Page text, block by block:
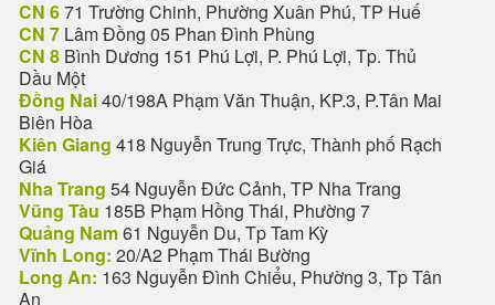
CN 671 Trường Chinh, Phường Xuân Phú, TP Huế
CN 7 Lâm Đồng 05 Phan Đình Phùng
CN 8 Bình Dương 151 Phú Lợi, P. Phú Lợi, Tp. Thủ
Dầu Một
Đồng Nai40/198A Phạm Văn Thuận, KP.3, P.Tân Mai
Biên Hòa
Kiên Giang 418 Nguyễn Trung Trực, Thành phố Rạch
Giá
Nha Trang 54 Nguyễn Đức Cảnh, TP Nha Trang
Vũng Tàu 185B Phạm Hồng Thái, Phường 7
Quảng Nam61 Nguyễn Du, Tp Tam Kỳ
Vĩnh Long: 20/A2 Phạm Thái Bường
Long An: 163 Nguyễn Đình Chiểu, Phường 3, Tp Tân
An